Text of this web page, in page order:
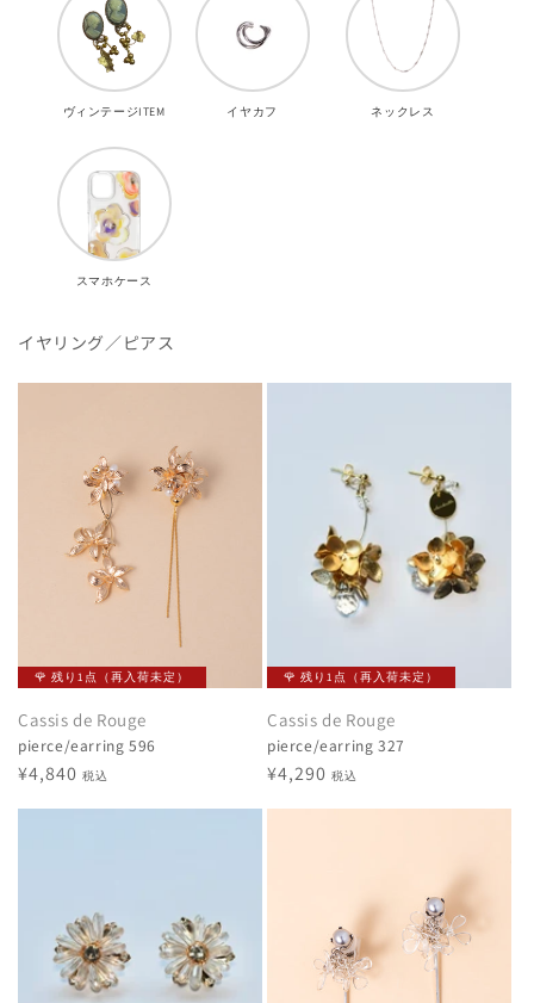
ヴィンテージITEM イヤカフ ネックレス
スマホケース
イヤリング／ピアス
🌹 残り1点（再入荷未定）
Cassis de Rouge
pierce/earring 596
通
¥4,840 税込
🌹 残り1点（再入荷未定）
Cassis de Rouge
pierce/earring 327
通
¥4,290 税込